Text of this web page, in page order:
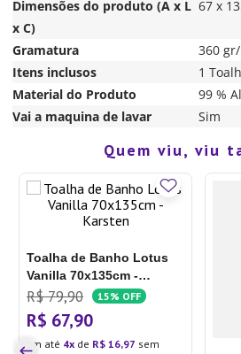
Dimensões do produto (A x L
x C)
67 x
Gramatura
360
Itens inclusos
1
Material do Produto
99 %
Vai a maquina de lavar
Sim
Quem viu, viu
Toalha de Banho Lotus
Vanilla 70x135cm -
Karsten
R$ 79,90 15% OFF
R$ 67,90
Em até 4 de R$ 16,97 sem